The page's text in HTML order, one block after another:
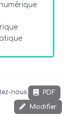
nous
PDF
Modifier